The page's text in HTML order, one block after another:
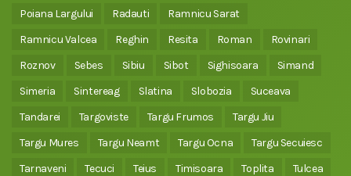
Poiana Largului
Radauti
Ramnicu Sarat
Ramnicu Valcea
Reghin Resita Roman
Rovinari
Roznov
Sebes Sibiu Sibot Sighisoara
Simand
Simeria
Sintereag Slatina Slobozia
Suceava
Tandarei
Targoviste Targu Frumos
Targu Jiu
Targu Mures
Targu Neamt Targu Ocna
Targu Secuiesc
Tarnaveni
Tecuci Teius Timisoara Toplita
Tulcea